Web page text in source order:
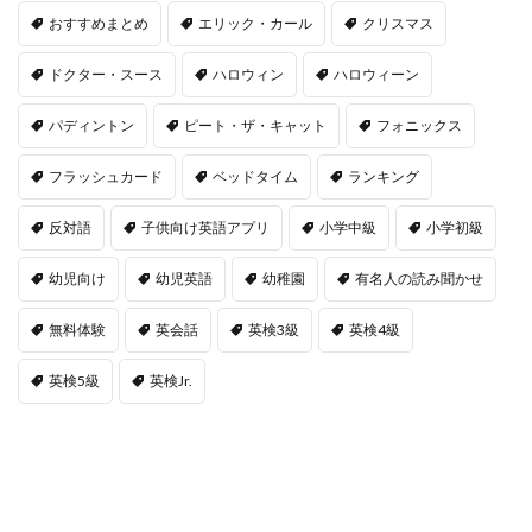
おすすめまとめ エリック・カール クリスマス
ドクター・スース ハロウィン ハロウィーン
パディントン ピート・ザ・キャット フォニックス
フラッシュカード ベッドタイム ランキング
反対語 子供向け英語アプリ 小学中級 小学初級
幼児向け 幼児英語 幼稚園 有名人の読み聞かせ
無料体験 英会話 英検3級 英検4級
英検5級 英検Jr.